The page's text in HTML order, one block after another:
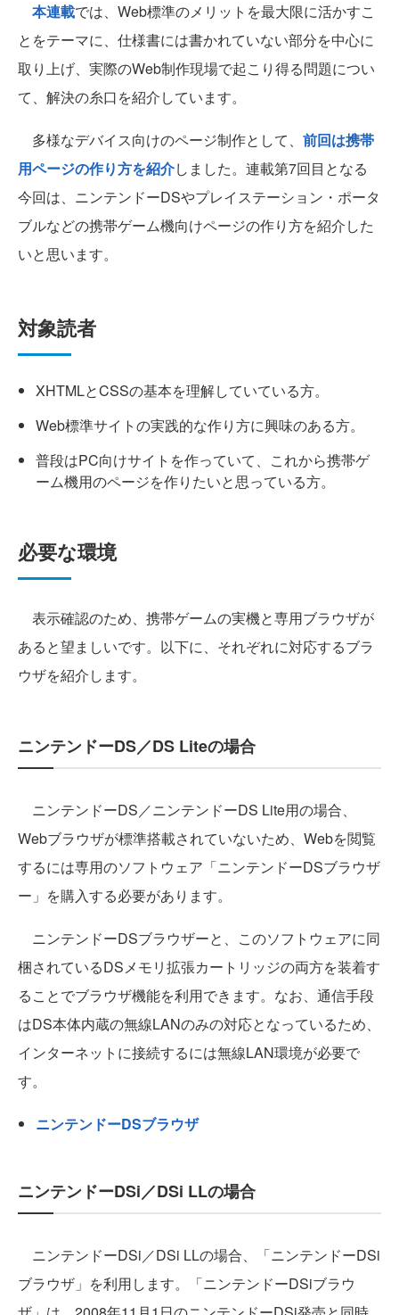
本連載では、Web標準のメリットを最大限に活かすこ
とをテーマに、仕様書には書かれていない部分を中心に
取り上げ、実際のWeb制作現場で起こり得る問題につい
て、解決の糸口を紹介しています。
多様なデバイス向けのページ制作として、 前回は携帯
用ページの作り方を紹介しました。連載第7回目となる
今回は、ニンテンドーDSやプレイステーション・ポータ
ブルなどの携帯ゲーム機向けページの作り方を紹介した
いと思います。
対象読者
XHTMLとCSSの基本を理解していている方。
Web標準サイトの実践的な作り方に興味のある方。
普段はPC向けサイトを作っていて、これから携帯ゲ
ーム機用のページを作りたいと思っている方。
必要な環境
表示確認のため、携帯ゲームの実機と専用ブラウザが
あると望ましいです。以下に、それぞれに対応するブラ
ウザを紹介します。
ニンテンドーDS／DS Liteの場合
ニンテンドーDS／ニンテンドーDS Lite用の場合、
Webブラウザが標準搭載されていないため、Webを閲覧
するには専用のソフトウェア「ニンテンドーDSブラウザ
ー」を購入する必要があります。
ニンテンドーDSブラウザーと、このソフトウェアに同
梱されているDSメモリ拡張カートリッジの両方を装着す
ることでブラウザ機能を利用できます。なお、通信手段
はDS本体内蔵の無線LANのみの対応となっているため、
インターネットに接続するには無線LAN環境が必要で
す。
ニンテンドーDSブラウザ
ニンテンドーDSi／DSi LLの場合
ニンテンドーDSi／DSi LLの場合、「ニンテンドーDSi
ブラウザ」を利用します。「ニンテンドーDSiブラウ